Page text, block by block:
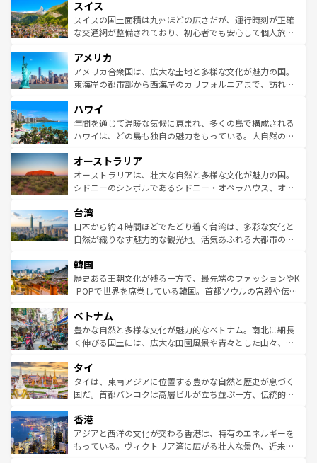
れる地方に足を運ぶとそれぞれで全く異なる文化を体験で
きるだろう。 なお、新着のフランス情報はコンテンツ一覧
を参照してほしい。
は、お酒好きな人にはぜひ体験してほしい。 なお、新着の
ドイツ情報はコンテンツ一覧を参照してほしい。
リアごとに異なる魅力がある。また、優雅なアフタヌーン
ティー、ビール好きにはたまらない英国パブ、サッカー観
戦など、本場だからこそできる体験も豊富。イギリスを旅
ンツ一覧を参照してほしい。
スイス
スイスの国土面積は九州ほどの広さだが、運行時刻が正確
な交通網が整備されており、初心者でも安心して個人旅行
の建物がそのまま残る町や、スイスならではのユニークな
博物館もあり、アルプス観光だけでなく町歩きも満喫する
ことができる。国民の所得が高いため物価も高いが、旅行
ば市内交通費無料で観光を楽しむこともできる。 なお、新
着のスイス情報はコンテンツ一覧 を参照してほしい。
アメリカ
アメリカ合衆国は、広大な土地と多様な文化が魅力の国。
東海岸の都市部から西海岸のカリフォルニアまで、訪れる
のような巨大都市は、観光、ショッピング、エンターテイ
ンメントが詰まった刺激的なスポットだ。一方、アメリカ
西部には大自然が広がり、グランドキャニオンやイエロー
部のニューオーリンズでは、音楽と美食が融合した独特の
文化が魅力。旅行者はアメリカの各地域で異なる魅力を楽
しみながら、その多様性と豊かな歴史を感じることができ
ならではの贅沢な旅のスタイルだ。 なお、新着のアメリカ
情報はコンテンツ一覧を参照してほしい。
ハワイ
年間を通じて温暖な気候に恵まれ、多くの島で構成される
ハワイは、どの島も独自の魅力をもっている。大自然の神
ワイ島は見逃せない。また、定番の観光地といえばオアフ
島だが、静かな自然を求めるならマウイ島やカウアイ島が
おすすめ。エメラルドグリーンに輝く海をはじめ、豊かな
れるおもてなしの心で訪れる人々を迎えてくれるハワイの
人々、おいしいローカルフードやハワイアンミュージッ
ク、伝統的なフラダンスなど、すべてがハワイの魅力を彩
ワイを、存分に味わってほしい。 なお、新着のハワイ情報
はコンテンツ一覧を参照してほしい。
オーストラリア
オーストラリアは、壮大な自然と多様な文化が魅力の国。
シドニーのシンボルであるシドニー・オペラハウス、オー
リアリーフや大陸中央部にそびえるウルル（エアーズロッ
ク）、タスマニアの美しい原生林やケアンズの熱帯雨林な
ど、見どころがたくさん。また、カフェやワイン、オージ
いる。アクティビティも充実しており、サーフィンやダイ
ビング、ハイキングなど、アウトドア好きにはたまらな
い。オーストラリアの多彩な魅力を存分に味わいつくそ
参照してほしい。
台湾
日本から約４時間ほどでたどり着く台湾は、多彩な文化と
自然が織りなす魅力的な観光地。活気あふれる大都市の台
ン）、静ひつな山岳地帯である台湾東部など、都市の喧騒
と山間の静けさが共存しており、訪れる人に新しい発見と
驚きをもたらしてくれる。また、奥深い台湾の食文化も魅
容にもいいと評判のスイーツなど、バラエティ豊かな料理
が味わえる。 なお、新着の台湾情報は コンテンツ一覧を参
照してほしい。
韓国
歴史ある王朝文化が残る一方で、最先端のファッションやK
-POPで世界を席巻している韓国。首都ソウルの宮殿や伝統
き、地方に足を延ばせば四季折々の自然美を楽しむことが
できる。そして、キムチや焼肉、絶品のストリートフード
まで、さまざまな韓国料理が待っている。夜には、韓国な
リティに包まれながら、韓国の多彩な魅力を心ゆくまで味
わってみてほしい。 なお、新着の韓国情報はコンテンツ一
覧を参照してほしい。
ベトナム
豊かな自然と多様な文化が魅力的なベトナム。南北に細長
く伸びる国土には、広大な田園風景や青々とした山々、世
急速な発展と共に伝統が息づく。ハノイの古い町並みやホ
ーチミン市のフランス統治時代の建物も、独特の雰囲気を
醸し出している。また、バラエティの豊かさとおいしさで
とつ。フォーやバインミー、ベトナムコーヒーなどは、ぜ
ひ現地で味わいたい。どの地域を訪れてもあたたかい人々
が旅行者を迎えてくれるので、きっと忘れられない旅にな
タイ
タイは、東南アジアに位置する豊かな自然と歴史が息づく
国だ。首都バンコクは高層ビルが立ち並ぶ一方、伝統的な
の活気が交差している。北部ではチェンマイなどの山岳地
帯で自然と触れ合い、南部ではプーケットやクラビの美し
いビーチでリゾート気分を楽しむことができる。タイ料理
香港
アジアと西洋の文化が交わる香港は、特有のエネルギーを
もっている。ヴィクトリア湾に広がる壮大な景色、近未来